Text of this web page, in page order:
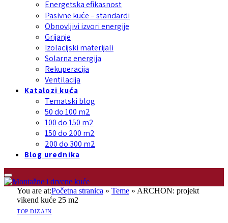
Energetska efikasnost
Pasivne kuće – standardi
Obnovljivi izvori energije
Grijanje
Izolacijski materijali
Solarna energija
Rekuperacija
Ventilacija
Katalozi kuća
Tematski blog
50 do 100 m2
100 do 150 m2
150 do 200 m2
200 do 300 m2
Blog urednika
You are at:Početna stranica » Teme » ARCHON: projekt
vikend kuće 25 m2
TOP DIZAJN